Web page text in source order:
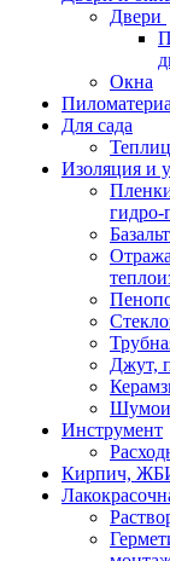
Двери
Окна
Для сада
Изоляция и
гидро-
Джут,
Инструмент
Кирпич,